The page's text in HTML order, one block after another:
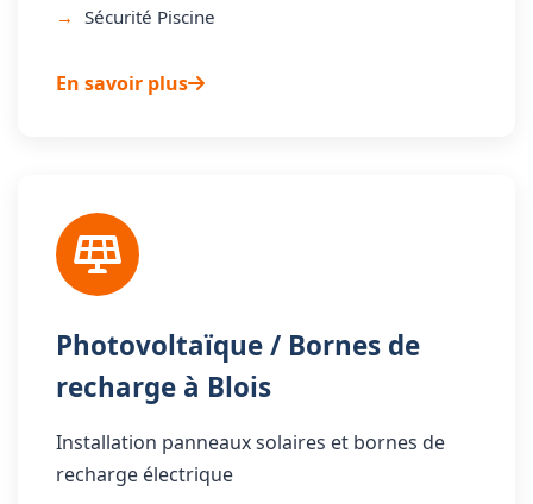
Sécurité Piscine
En savoir plus
Photovoltaïque / Bornes de
recharge à Blois
Installation panneaux solaires et bornes de
recharge électrique